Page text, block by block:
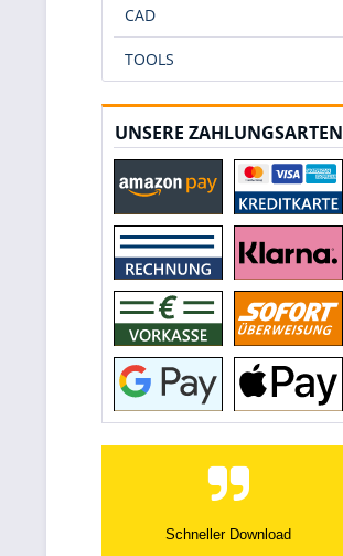
CAD
TOOLS
UNSERE ZAHLUNGSARTEN
Klarer Bestellablauf, schnelles